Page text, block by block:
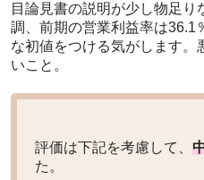
目論見書の説明が少し物足
調、前期の営業利益率は36.1
な初値をつける気がします。
いこと。
評価は下記を考慮して、
た。